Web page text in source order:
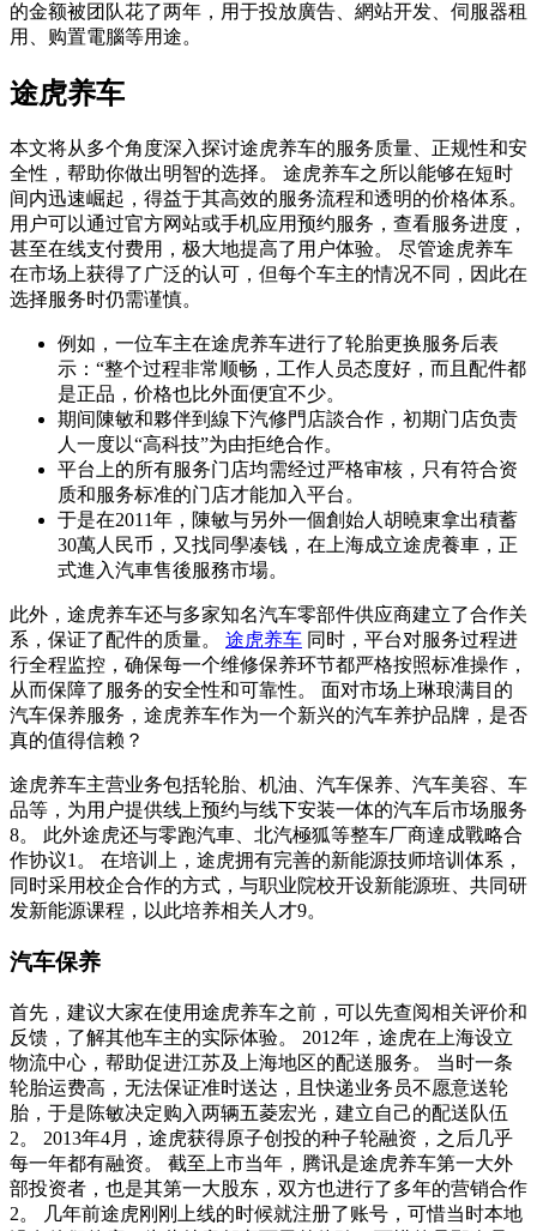
的金额被团队花了两年，用于投放廣告、網站开发、伺服器租
用、购置電腦等用途。
途虎养车
本文将从多个角度深入探讨途虎养车的服务质量、正规性和安
全性，帮助你做出明智的选择。 途虎养车之所以能够在短时
间内迅速崛起，得益于其高效的服务流程和透明的价格体系。
用户可以通过官方网站或手机应用预约服务，查看服务进度，
甚至在线支付费用，极大地提高了用户体验。 尽管途虎养车
在市场上获得了广泛的认可，但每个车主的情况不同，因此在
选择服务时仍需谨慎。
例如，一位车主在途虎养车进行了轮胎更换服务后表
示：“整个过程非常顺畅，工作人员态度好，而且配件都
是正品，价格也比外面便宜不少。
期间陳敏和夥伴到線下汽修門店談合作，初期门店负责
人一度以“高科技”为由拒绝合作。
平台上的所有服务门店均需经过严格审核，只有符合资
质和服务标准的门店才能加入平台。
于是在2011年，陳敏与另外一個創始人胡曉東拿出積蓄
30萬人民币，又找同學凑钱，在上海成立途虎養車，正
式進入汽車售後服務市場。
此外，途虎养车还与多家知名汽车零部件供应商建立了合作关
系，保证了配件的质量。 途虎养车 同时，平台对服务过程进
行全程监控，确保每一个维修保养环节都严格按照标准操作，
从而保障了服务的安全性和可靠性。 面对市场上琳琅满目的
汽车保养服务，途虎养车作为一个新兴的汽车养护品牌，是否
真的值得信赖？
途虎养车主营业务包括轮胎、机油、汽车保养、汽车美容、车
品等，为用户提供线上预约与线下安装一体的汽车后市场服务
8。 此外途虎还与零跑汽車、北汽極狐等整车厂商達成戰略合
作协议1。 在培训上，途虎拥有完善的新能源技师培训体系，
同时采用校企合作的方式，与职业院校开设新能源班、共同研
发新能源课程，以此培养相关人才9。
汽车保养
首先，建议大家在使用途虎养车之前，可以先查阅相关评价和
反馈，了解其他车主的实际体验。 2012年，途虎在上海设立
物流中心，帮助促进江苏及上海地区的配送服务。 当时一条
轮胎运费高，无法保证准时送达，且快递业务员不愿意送轮
胎，于是陈敏决定购入两辆五菱宏光，建立自己的配送队伍
2。 2013年4月，途虎获得原子创投的种子轮融资，之后几乎
每一年都有融资。 截至上市当年，腾讯是途虎养车第一大外
部投资者，也是其第一大股东，双方也进行了多年的营销合作
2。 几年前途虎刚刚上线的时候就注册了账号，可惜当时本地